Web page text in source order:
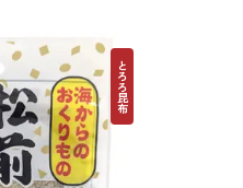
とろろ昆布